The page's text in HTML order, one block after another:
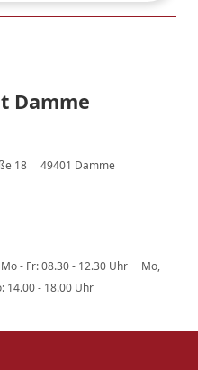
Damme
1849401 Damme
Mo - Fr: 08.30 - 12.30 Uhr Mo,
14.00 - 18.00 Uhr